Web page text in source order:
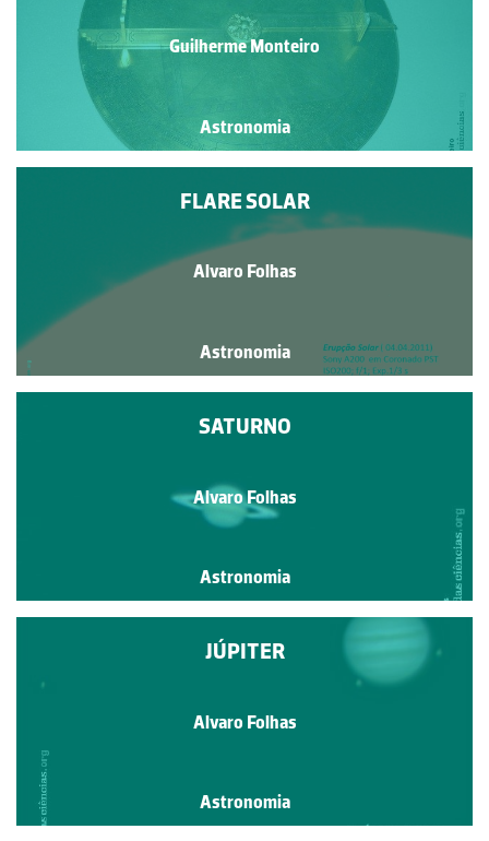
Guilherme Monteiro
Astronomia
FLARE SOLAR
Alvaro Folhas
Astronomia
SATURNO
Alvaro Folhas
Astronomia
JÚPITER
Alvaro Folhas
Astronomia